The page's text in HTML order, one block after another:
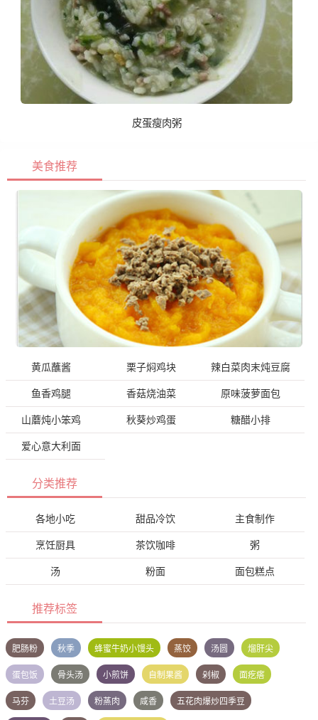
皮蛋瘦肉粥
美食推荐
黄瓜蘸酱 栗子焖鸡块 辣白菜肉末炖豆腐
鱼香鸡腿 香菇烧油菜 原味菠萝面包
山蘑炖小笨鸡 秋葵炒鸡蛋 糖醋小排
爱心意大利面
分类推荐
各地小吃 甜品冷饮 主食制作
烹饪厨具 茶饮咖啡 粥
汤 粉面 面包糕点
推荐标签
肥肠粉 秋季 蜂蜜牛奶小馒头 蒸饺 汤圆 熘肝尖
蛋包饭 骨头汤 小煎饼 自制果酱 剁椒 面疙瘩
马芬 土豆汤 粉蒸肉 咸香 五花肉爆炒四季豆